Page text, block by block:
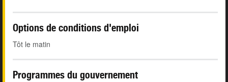
Options de conditions d'emploi
Tôt le matin
Programmes du gouvernement